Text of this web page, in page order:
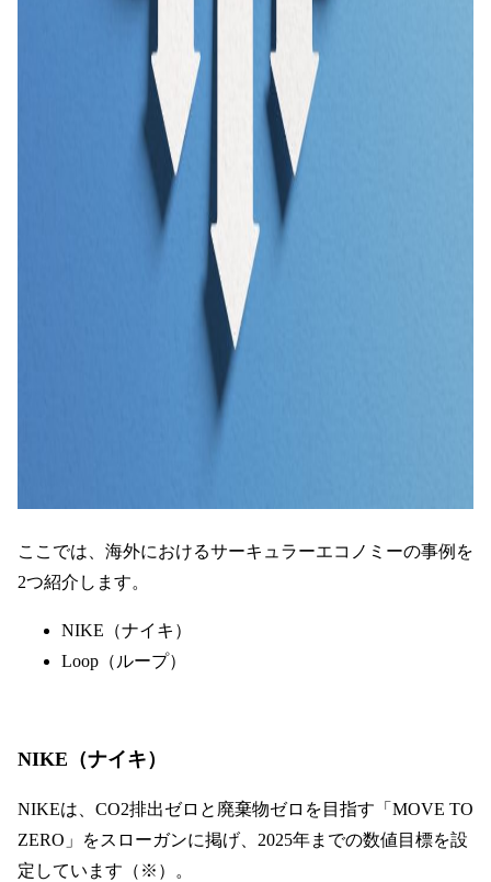
ここでは、海外におけるサーキュラーエコノミーの事例を
2つ紹介します。
NIKE（ナイキ）
Loop（ループ）
NIKE（ナイキ）
NIKEは、CO2排出ゼロと廃棄物ゼロを目指す「MOVE TO
ZERO」をスローガンに掲げ、2025年までの数値目標を設
定しています（※）。